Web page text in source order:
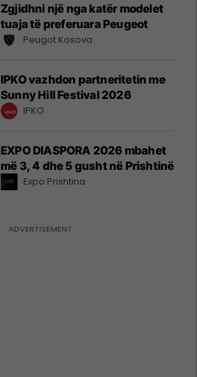
Zgjidhni një nga katër modelet
tuaja të preferuara Peugeot
Peugot Kosova
IPKO vazhdon partneritetin me
Sunny Hill Festival 2026
IPKO
EXPO DIASPORA 2026 mbahet
më 3, 4 dhe 5 gusht në Prishtinë
Expo Prishtina